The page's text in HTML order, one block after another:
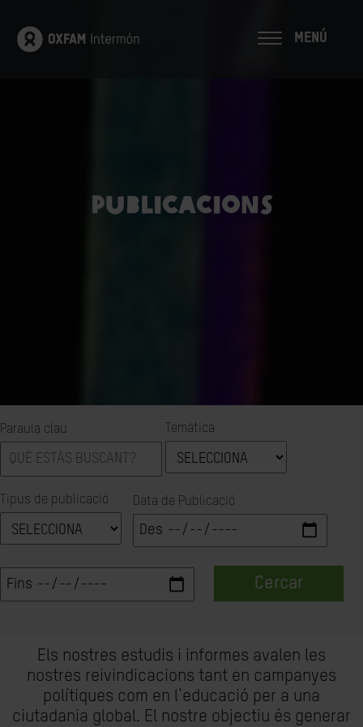
MENÚ
Publicacions
Paraula clau Temàtica
Tipus de publicació Data de Publicació
Cercar
Els nostres estudis i informes avalen les
nostres reivindicacions tant en campanyes
polítiques com en l'educació per a una
ciutadania global. El nostre objectiu és generar